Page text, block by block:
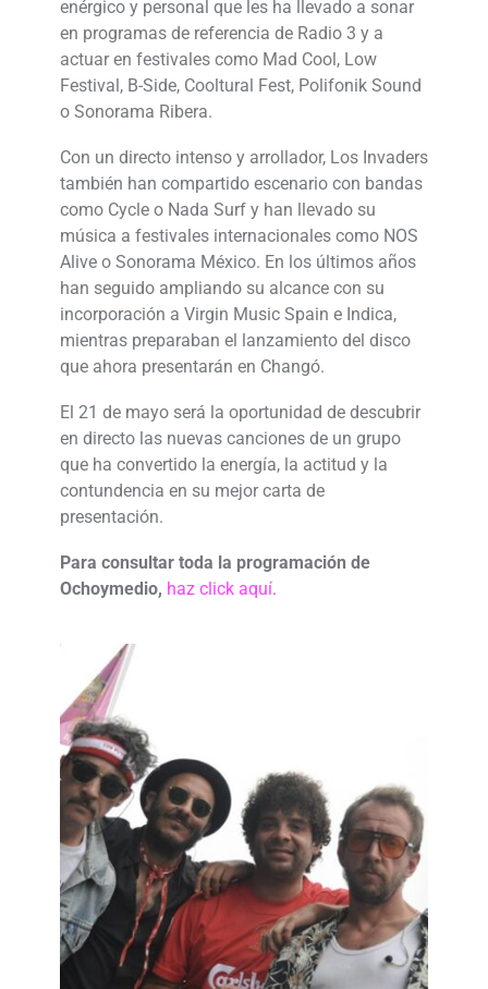
enérgico y personal que les ha llevado a sonar
en programas de referencia de Radio 3 y a
actuar en festivales como Mad Cool, Low
Festival, B-Side, Cooltural Fest, Polifonik Sound
o Sonorama Ribera.
Con un directo intenso y arrollador, Los Invaders
también han compartido escenario con bandas
como Cycle o Nada Surf y han llevado su
música a festivales internacionales como NOS
Alive o Sonorama México. En los últimos años
han seguido ampliando su alcance con su
incorporación a Virgin Music Spain e Indica,
mientras preparaban el lanzamiento del disco
que ahora presentarán en Changó.
El 21 de mayo será la oportunidad de descubrir
en directo las nuevas canciones de un grupo
que ha convertido la energía, la actitud y la
contundencia en su mejor carta de
presentación.
Para consultar toda la programación de
Ochoymedio, haz click aquí.